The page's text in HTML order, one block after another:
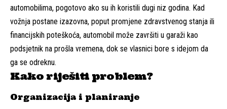
automobilima, pogotovo ako su ih koristili dugi niz godina. Kad
vožnja postane izazovna, poput promjene zdravstvenog stanja ili
financijskih poteškoća, automobil može završiti u garaži kao
podsjetnik na prošla vremena, dok se vlasnici bore s idejom da
ga se odreknu.
Kako riješiti problem?
Organizacija i planiranje